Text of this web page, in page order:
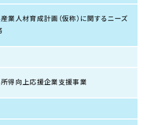
業人材育成計画（仮称）に関するニーズ
得向上応援企業支援事業